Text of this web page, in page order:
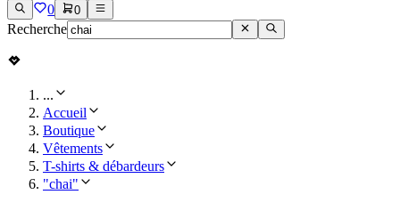
0 0
Recherche
...
Accueil
Boutique
Vêtements
T-shirts & débardeurs
"chai"